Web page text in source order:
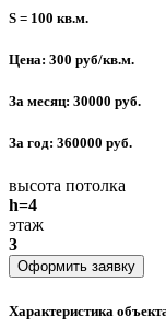
S = 100 кв.м.
Цена: 300 руб/кв.м.
За месяц: 30000 руб.
За год: 360000 руб.
высота потолка
h=4
этаж
3
Оформить заявку
Характеристика